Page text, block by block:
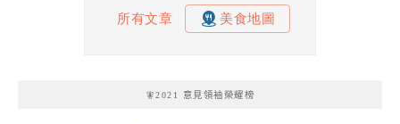
🧚2021 意見領袖榮耀榜